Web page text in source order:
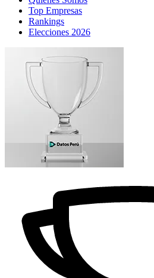
Top Empresas
Rankings
Elecciones 2026